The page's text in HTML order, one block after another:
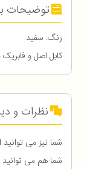
توضیحات
رنگ: سفید
کابل اصل و
نظرات و
شما نیز می توانید
شما هم می